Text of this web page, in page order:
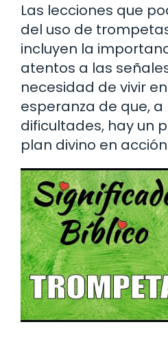
Las lecciones que
del uso de
incluyen la
atentos a las
necesidad de vivir
esperanza de que,
dificultades, hay un
plan divino en